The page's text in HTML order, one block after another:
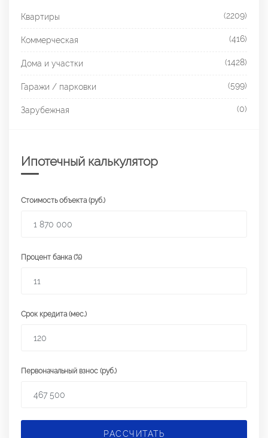
Квартиры (2209)
Коммерческая (416)
Дома и участки (1428)
Гаражи / парковки (599)
Зарубежная (0)
Ипотечный калькулятор
Стоимость объекта (руб.)
Процент банка (%)
Срок кредита (мес.)
Первоначальный взнос (руб.)
РАССЧИТАТЬ